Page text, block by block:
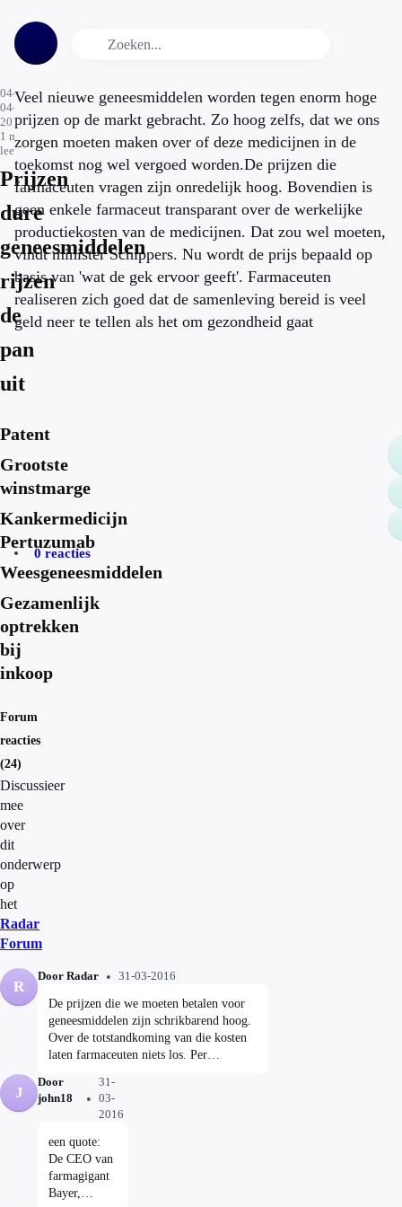
04-
04-
2016
1 min.
leestijd
Prijzen
dure
geneesmiddelen
rijzen
de
pan
uit
Veel nieuwe geneesmiddelen worden tegen enorm hoge
prijzen op de markt gebracht. Zo hoog zelfs, dat we ons
zorgen moeten maken over of deze medicijnen in de
toekomst nog wel vergoed worden.De prijzen die
farmaceuten vragen zijn onredelijk hoog. Bovendien is
geen enkele farmaceut transparant over de werkelijke
productiekosten van de medicijnen. Dat zou wel moeten,
vindt minister Schippers. Nu wordt de prijs bepaald op
basis van 'wat de gek ervoor geeft'. Farmaceuten
realiseren zich goed dat de samenleving bereid is veel
geld neer te tellen als het om gezondheid gaat
Patent
Grootste
winstmarge
Kankermedicijn
Pertuzumab
Weesgeneesmiddelen
Gezamenlijk
optrekken
bij
inkoop
0 reacties
Forum
reacties
(24)
Discussieer
mee
over
dit
onderwerp
op
het
Radar
Forum
R
Door Radar 31-03-2016
De prijzen die we moeten betalen voor
geneesmiddelen zijn schrikbarend hoog.
Over de totstandkoming van die kosten
laten farmaceuten niets los. Per
miljoenen euro's winst. Het gevolg is dat
de patiënt niet zeker meer is van de beste
zijn om te vergoeden. Minister Schippers
uit haar zorgen in Radar. Lees meer:
radar.avrotros.nl/uitzendingen/gemist/04-
04-2016/prijzen-dure-geneesmiddelen-
J
Door
john18
31-
03-
2016
een quote:
De CEO van
farmagigant
Bayer,